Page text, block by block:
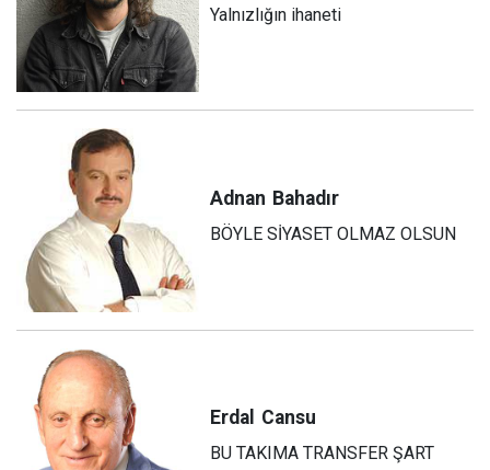
Yalnızlığın ihaneti
Adnan Bahadır
BÖYLE SİYASET OLMAZ OLSUN
Erdal Cansu
BU TAKIMA TRANSFER ŞART